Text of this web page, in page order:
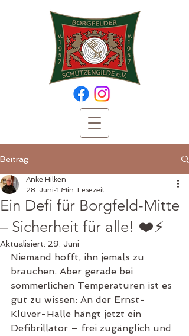
Beitrag
Ein Defi für Borgfeld-Mitte
– Sicherheit für alle! ❤️⚡
Anke Hilken
28. Juni 1 Min. Lesezeit
Aktualisiert: 29. Juni
Niemand hofft, ihn jemals zu
brauchen. Aber gerade bei
sommerlichen Temperaturen ist es
gut zu wissen: An der Ernst-
Klüver-Halle hängt jetzt ein
Defibrillator – frei zugänglich und